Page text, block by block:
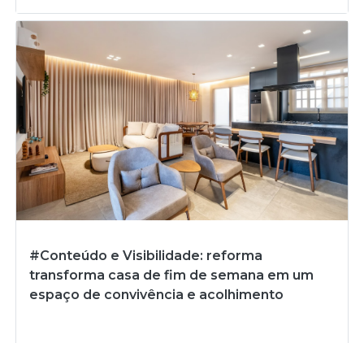
#Conteúdo e Visibilidade: reforma
transforma casa de fim de semana em um
espaço de convivência e acolhimento